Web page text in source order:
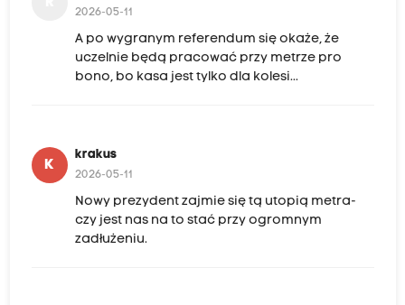
2026-05-11
A po wygranym referendum się okaże, że
uczelnie będą pracować przy metrze pro
bono, bo kasa jest tylko dla kolesi...
K
krakus
2026-05-11
Nowy prezydent zajmie się tą utopią metra-
czy jest nas na to stać przy ogromnym
zadłużeniu.